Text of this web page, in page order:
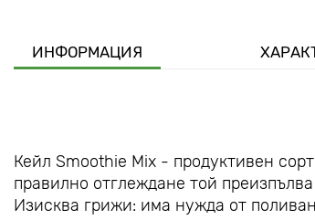
ИНФОРМАЦИЯ
Кейл Smoothie Mix - продуктивен
правилно отглеждане той
Изисква грижи: има нужда от